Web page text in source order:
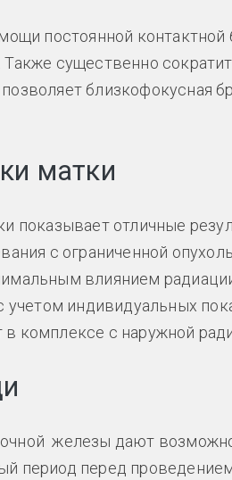
постоянной контактной
существенно
близкофокусная
матки
показывает отличные
с ограниченной
влиянием
учетом индивидуальных
комплексе с наружной
железы дают
период перед